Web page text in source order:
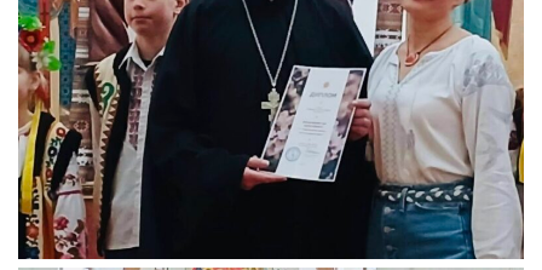
Вознесіння Господнього (м. Кобеляки)
Пророка Іллі (смт. Білики)
Різдва Пресвятої Богородиці (с. Вільховатка)
Св. Апостола Андрія Первозванного (с. Засулля)
Св. Миколая (с. Деменки)
Успіння Пресвятої Богородиці (м. Кременчук)
Успіння Пресвятої Богородиці (м. Лубни)